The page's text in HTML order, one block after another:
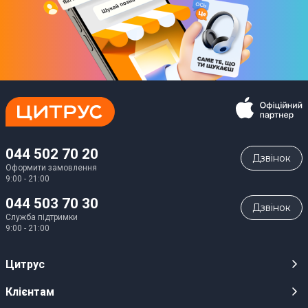
044 502 70 20
Оформити замовлення
9:00 - 21:00
Дзвiнок
044 503 70 30
Служба підтримки
9:00 - 21:00
Дзвiнок
Цитрус
Кар’єра
Клієнтам